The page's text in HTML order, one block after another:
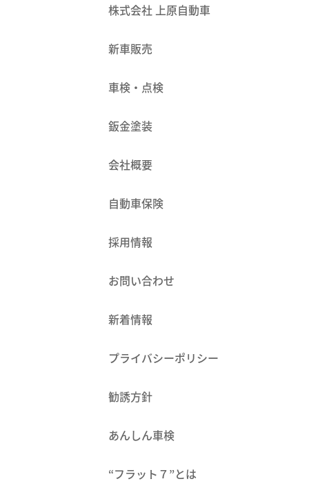
株式会社 上原自動車
新車販売
車検・点検
鈑金塗装
会社概要
自動車保険
採用情報
お問い合わせ
新着情報
プライバシーポリシー
勧誘方針
あんしん車検
“フラット７”とは